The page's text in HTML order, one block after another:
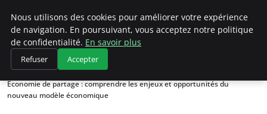
Climategatecountryclub.com
Accueil
Économie circulaire
Économie de partage : comprendre les enjeux et opportunités du
nouveau modèle économique
Nous utilisons des cookies pour améliorer votre expérience
de navigation. En poursuivant, vous acceptez notre politique
de confidentialité. En savoir plus
Refuser Accepter